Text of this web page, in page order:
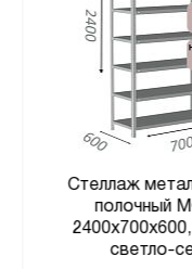
Стеллаж
полочный
светло-